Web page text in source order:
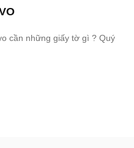
cần những giấy tờ gì ? Quý